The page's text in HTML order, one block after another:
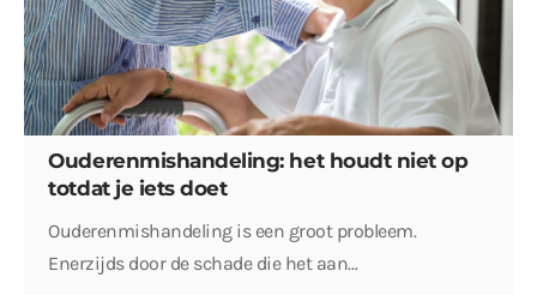
Ouderenmishandeling: het houdt niet op
totdat je iets doet
Ouderenmishandeling is een groot probleem.
Enerzijds door de schade die het aan…